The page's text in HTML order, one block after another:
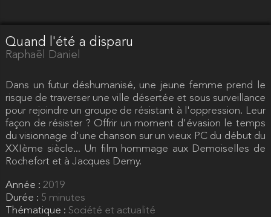
Quand l'été a disparu
Raphaël Daniel
Dans un futur déshumanisé, une jeune femme prend le
risque de traverser une ville désertée et sous surveillance
pour rejoindre un groupe de résistant à l'oppression. Leur
façon de résister ? Offrir un moment d'évasion le temps
du visionnage d'une chanson sur un vieux PC du début du
XXIème siècle... Un film hommage aux Demoiselles de
Rochefort et à Jacques Demy.
Année : 2019
Durée : 5 minutes
Thématique : Société et actualité